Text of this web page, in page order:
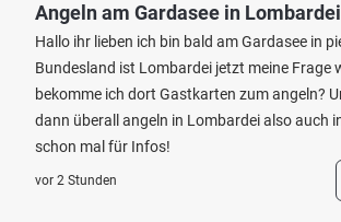
Angeln am Gardasee in Lombardei
Hallo ihr lieben ich bin bald am Gardasee in
Bundesland ist Lombardei jetzt meine Frage
bekomme ich dort Gastkarten zum angeln?
dann überall angeln in Lombardei also auch
schon mal für Infos!
vor 2 Stunden